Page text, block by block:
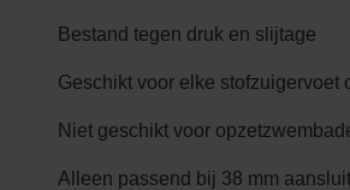
Bestand tegen druk en slijtage
Geschikt voor elke stofzuigervoet
Niet geschikt voor
Alleen passend bij 38 mm